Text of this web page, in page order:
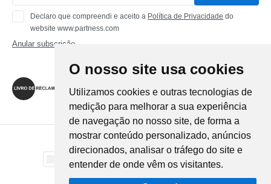
O nosso site usa cookies
Utilizamos cookies e outras tecnologias de
medição para melhorar a sua experiência
de navegação no nosso site, de forma a
mostrar conteúdo personalizado, anúncios
direcionados, analisar o tráfego do site e
entender de onde vêm os visitantes.
Declaro que compreendi e aceito a Política de Privacidade do
website www.partness.com
Anular subscrição
Siga-nos
Método de Pagamento
Método de Envio